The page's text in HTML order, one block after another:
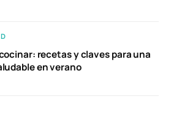
recetas y claves para una
en verano